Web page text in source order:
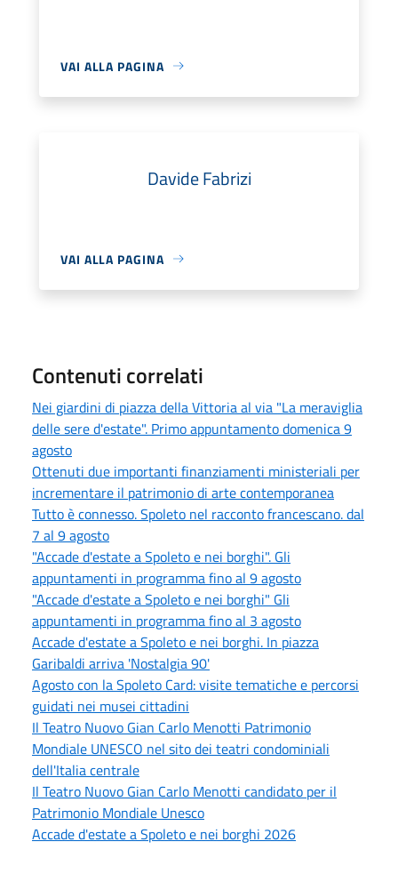
VAI ALLA PAGINA
Davide Fabrizi
VAI ALLA PAGINA
Contenuti correlati
Nei giardini di piazza della Vittoria al via "La meraviglia
delle sere d'estate". Primo appuntamento domenica 9
agosto
Ottenuti due importanti finanziamenti ministeriali per
incrementare il patrimonio di arte contemporanea
Tutto è connesso. Spoleto nel racconto francescano. dal
7 al 9 agosto
"Accade d'estate a Spoleto e nei borghi". Gli
appuntamenti in programma fino al 9 agosto
"Accade d'estate a Spoleto e nei borghi" Gli
appuntamenti in programma fino al 3 agosto
Accade d'estate a Spoleto e nei borghi. In piazza
Garibaldi arriva 'Nostalgia 90'
Agosto con la Spoleto Card: visite tematiche e percorsi
guidati nei musei cittadini
Il Teatro Nuovo Gian Carlo Menotti Patrimonio
Mondiale UNESCO nel sito dei teatri condominiali
dell'Italia centrale
Il Teatro Nuovo Gian Carlo Menotti candidato per il
Patrimonio Mondiale Unesco
Accade d'estate a Spoleto e nei borghi 2026